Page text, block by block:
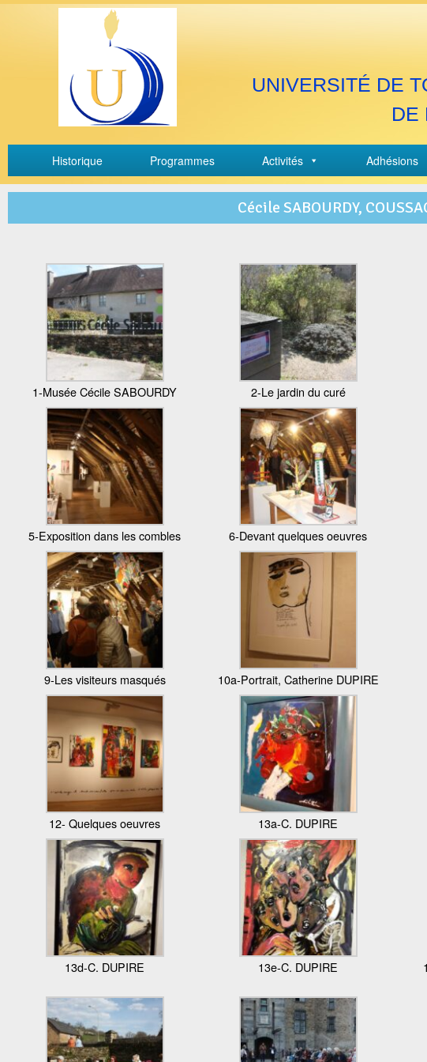
UNIVERSITÉ DE
DE
Historique Programmes Activités Adhésions
Cécile SABOURDY,
1-Musée Cécile SABOURDY 2-Le jardin du curé
5-Exposition dans les combles 6-Devant quelques oeuvres
9-Les visiteurs masqués 10a-Portrait, Catherine DUPIRE
12- Quelques oeuvres 13a-C. DUPIRE
13d-C. DUPIRE 13e-C. DUPIRE